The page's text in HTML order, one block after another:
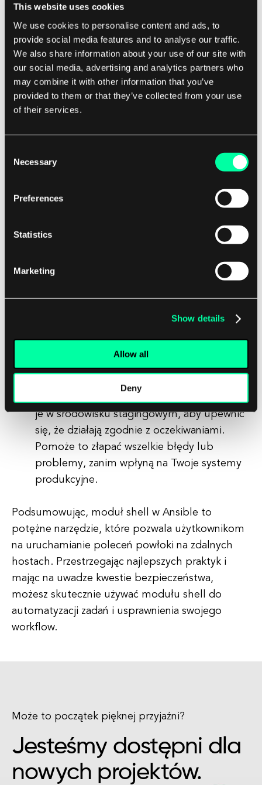
This website uses cookies
We use cookies to personalise content and ads, to
provide social media features and to analyse our traffic.
We also share information about your use of our site with
our social media, advertising and analytics partners who
may combine it with other information that you’ve
provided to them or that they’ve collected from your use
of their services.
Selection
Necessary
Preferences
Statistics
Marketing
Show details
Allow all
Deny
uruchamiania poleceń powłoki, generalnie
lepiej jest używać wbudowanych modułów
Ansible, gdy tylko jest to możliwe. Te
moduły są zaprojektowane tak, aby były
idempotentne i są bardziej niezawodne niż
polecenia powłoki.
Uważaj na cudzysłowy:Podczas pisania
upewnij się, że prawidłowo cytujesz wszelkie
zmienne lub znaki specjalne, aby zapobiec
nieoczekiwanemu zachowaniu. Dobrym
quote
, aby upewnić się, że zmienne są
Użyj rejestru, aby uchwycić wyjście:
Jeśli
powłoki do wykorzystania w kolejnych
zadaniach, możesz użyć słowa kluczowego
register , aby przechować wyjście w
zmiennej. Może to być przydatne w
powłoki jako wejścia.
Testuj swoje playbooki:Zanim uruchomisz
je w środowisku stagingowym, aby upewnić
się, że działają zgodnie z oczekiwaniami.
Pomoże to złapać wszelkie błędy lub
problemy, zanim wpłyną na Twoje systemy
produkcyjne.
Podsumowując, moduł shell w Ansible to
potężne narzędzie, które pozwala użytkownikom
na uruchamianie poleceń powłoki na zdalnych
hostach. Przestrzegając najlepszych praktyk i
mając na uwadze kwestie bezpieczeństwa,
możesz skutecznie używać modułu shell do
automatyzacji zadań i usprawnienia swojego
workflow.
Może to początek pięknej przyjaźni?
Jesteśmy dostępni dla
nowych projektów.